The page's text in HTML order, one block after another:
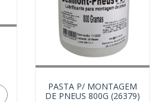
PASTA P/ MONTAGEM
DE PNEUS 800G (26379)